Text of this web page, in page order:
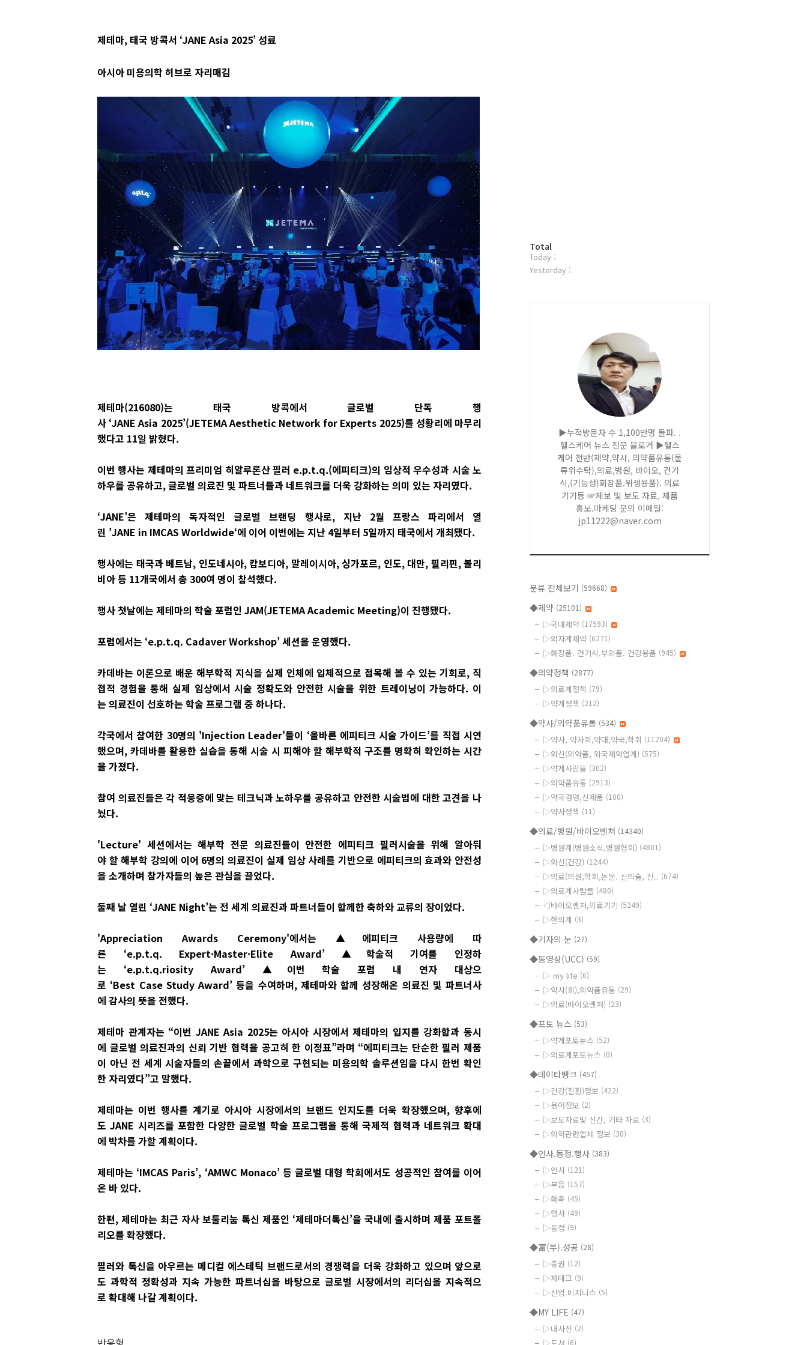
제테마, 태국 방콕서 ‘JANE Asia 2025’ 성료
아시아 미용의학 허브로 자리매김
제테마(216080)는 태국 방콕에서 글로벌 단독 행
사 ‘JANE Asia 2025’(JETEMA Aesthetic Network for Experts 2025)를 성황리에 마무리
했다고 11일 밝혔다.
이번 행사는 제테마의 프리미엄 히알루론산 필러 e.p.t.q.(에피티크)의 임상적 우수성과 시술 노
하우를 공유하고, 글로벌 의료진 및 파트너들과 네트워크를 더욱 강화하는 의미 있는 자리였다.
‘JANE’은 제테마의 독자적인 글로벌 브랜딩 행사로, 지난 2월 프랑스 파리에서 열
린 ’JANE in IMCAS Worldwide‘에 이어 이번에는 지난 4일부터 5일까지 태국에서 개최됐다.
행사에는 태국과 베트남, 인도네시아, 캄보디아, 말레이시아, 싱가포르, 인도, 대만, 필리핀, 볼리
비아 등 11개국에서 총 300여 명이 참석했다.
행사 첫날에는 제테마의 학술 포럼인 JAM(JETEMA Academic Meeting)이 진행됐다.
포럼에서는 ‘e.p.t.q. Cadaver Workshop’ 세션을 운영했다.
카데바는 이론으로 배운 해부학적 지식을 실제 인체에 입체적으로 접목해 볼 수 있는 기회로, 직
접적 경험을 통해 실제 임상에서 시술 정확도와 안전한 시술을 위한 트레이닝이 가능하다. 이
는 의료진이 선호하는 학술 프로그램 중 하나다.
각국에서 참여한 30명의 'Injection Leader'들이 ‘올바른 에피티크 시술 가이드’를 직접 시연
했으며, 카데바를 활용한 실습을 통해 시술 시 피해야 할 해부학적 구조를 명확히 확인하는 시간
을 가졌다.
참여 의료진들은 각 적응증에 맞는 테크닉과 노하우를 공유하고 안전한 시술법에 대한 고견을 나
눴다.
'Lecture' 세션에서는 해부학 전문 의료진들이 안전한 에피티크 필러시술을 위해 알아둬
야 할 해부학 강의에 이어 6명의 의료진이 실제 임상 사례를 기반으로 에피티크의 효과와 안전성
을 소개하며 참가자들의 높은 관심을 끌었다.
둘째 날 열린 ‘JANE Night’는 전 세계 의료진과 파트너들이 함께한 축하와 교류의 장이었다.
'Appreciation Awards Ceremony'에서는 ▲에피티크 사용량에 따
른 ‘e.p.t.q. Expert·Master·Elite Award’ ▲학술적 기여를 인정하
는 ‘e.p.t.q.riosity Award’ ▲이번 학술 포럼 내 연자 대상으
로 ‘Best Case Study Award’ 등을 수여하며, 제테마와 함께 성장해온 의료진 및 파트너사
에 감사의 뜻을 전했다.
제테마 관계자는 “이번 JANE Asia 2025는 아시아 시장에서 제테마의 입지를 강화함과 동시
에 글로벌 의료진과의 신뢰 기반 협력을 공고히 한 이정표”라며 “에피티크는 단순한 필러 제품
이 아닌 전 세계 시술자들의 손끝에서 과학으로 구현되는 미용의학 솔루션임을 다시 한번 확인
한 자리였다”고 말했다.
제테마는 이번 행사를 계기로 아시아 시장에서의 브랜드 인지도를 더욱 확장했으며, 향후에
도 JANE 시리즈를 포함한 다양한 글로벌 학술 프로그램을 통해 국제적 협력과 네트워크 확대
에 박차를 가할 계획이다.
제테마는 ‘IMCAS Paris’, ‘AMWC Monaco’ 등 글로벌 대형 학회에서도 성공적인 참여를 이어
온 바 있다.
한편, 제테마는 최근 자사 보툴리눔 톡신 제품인 ‘제테마더톡신’을 국내에 출시하며 제품 포트폴
리오를 확장했다.
필러와 톡신을 아우르는 메디컬 에스테틱 브랜드로서의 경쟁력을 더욱 강화하고 있으며 앞으로
도 과학적 정확성과 지속 가능한 파트너십을 바탕으로 글로벌 시장에서의 리더십을 지속적으
로 확대해 나갈 계획이다.
방
문
자
Total
Today :
Yesterday :
▶누적방문자 수 1,100만명 돌파. .
헬스케어 뉴스 전문 블로거 ▶헬스
케어 전반(제약,약사, 의약품유통(물
류위수탁),의료,병원, 바이오, 건기
식,(기능성)화장품.위생용품). 의료
기기등 ☞제보 및 보도 자료, 제품
홍보.마케팅 문의 이메일:
jp11222@naver.com
분류 전체보기 (59668)
◆제약 (25101)
▷국내제약 (17593)
▷외자계제약 (6271)
▷화장품. 건기식.부외품. 건강용품 (945)
◆의약정책 (2877)
▷의료계정책 (79)
▷약계정책 (212)
◆약사/의약품유통 (534)
▷약사, 약사회,약대,약국,학회 (11204)
▷외신(의약품, 외국제약업계) (575)
▷약계사람들 (302)
▷의약품유통 (2913)
▷약국경영,신제품 (100)
▷약사정책 (11)
◆의료/병원/바이오벤처 (14340)
▷병원계(병원소식,병원협회) (4801)
▷외신(건강) (1244)
▷의료(의원,학회,논문. 신의술, 신.. (674)
▷의료계사람들 (480)
◁바이오벤처,의료기기 (5249)
▷한의계 (3)
◆기자의 눈 (27)
◆동영상(UCC) (59)
▷ my life (6)
▷약사(회),의약품유통 (29)
▷의료(바이오벤처) (23)
◆포토 뉴스 (53)
▷약계포토뉴스 (52)
▷의료계포토뉴스 (0)
◆데이타뱅크 (457)
▷건강(질환)정보 (422)
▷용어정보 (2)
▷보도자료및 신간, 기타 자료 (3)
▷의약관련업체 정보 (30)
◆인사.동정.행사 (383)
▷인사 (121)
▷부음 (157)
▷화촉 (45)
▷행사 (49)
▷동정 (9)
◆富(부).성공 (28)
▷증권 (12)
▷재테크 (9)
▷산업.비지니스 (5)
◆MY LIFE (47)
▷내사진 (2)
(6)